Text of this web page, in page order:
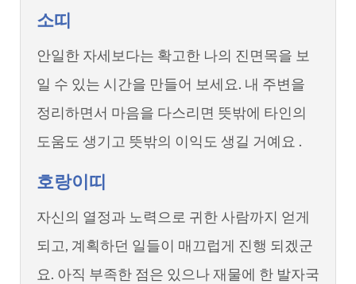
소띠
안일한 자세보다는 확고한 나의 진면목을 보
일 수 있는 시간을 만들어 보세요. 내 주변을
정리하면서 마음을 다스리면 뜻밖에 타인의
도움도 생기고 뜻밖의 이익도 생길 거예요 .
호랑이띠
자신의 열정과 노력으로 귀한 사람까지 얻게
되고, 계획하던 일들이 매끄럽게 진행 되겠군
요. 아직 부족한 점은 있으나 재물에 한 발자국